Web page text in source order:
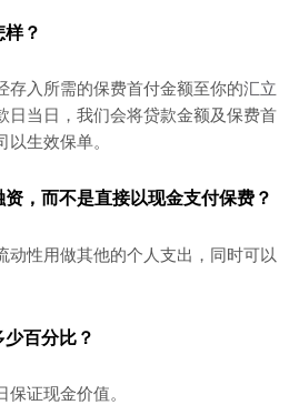
？
存入所需的保费首付金额至你的汇立
日当日，我们会将贷款金额及保费首
生效保单。
，而不是直接以现金支付保费？
动性用做其他的个人支出，同时可以
百分比？
证现金价值。